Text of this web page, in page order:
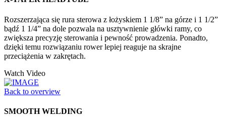
Rozszerzająca się rura sterowa z łożyskiem 1 1/8” na górze i 1 1/2”
bądź 1 1/4” na dole pozwala na usztywnienie główki ramy, co
zwiększa precyzję sterowania i pewność prowadzenia. Ponadto,
dzięki temu rozwiązaniu rower lepiej reaguje na skrajne
przeciążenia w zakrętach.
Watch Video
Back to overview
SMOOTH WELDING